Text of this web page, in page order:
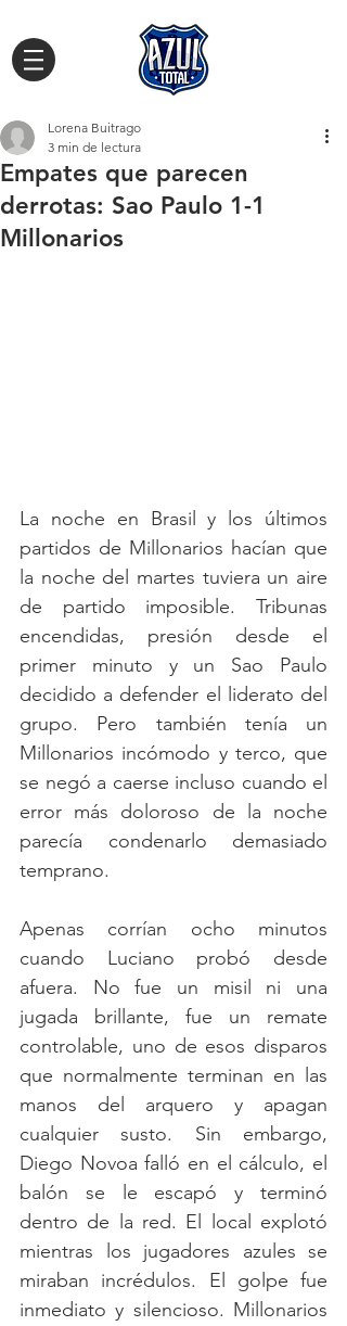
Empates que parecen
derrotas: Sao Paulo 1-1
Millonarios
Lorena Buitrago
3 min de lectura
La noche en Brasil y los últimos
partidos de Millonarios hacían que
la noche del martes tuviera un aire
de partido imposible. Tribunas
encendidas, presión desde el
primer minuto y un Sao Paulo
decidido a defender el liderato del
grupo. Pero también tenía un
Millonarios incómodo y terco, que
se negó a caerse incluso cuando el
error más doloroso de la noche
parecía condenarlo demasiado
temprano.
Apenas corrían ocho minutos
cuando Luciano probó desde
afuera. No fue un misil ni una
jugada brillante, fue un remate
controlable, uno de esos disparos
que normalmente terminan en las
manos del arquero y apagan
cualquier susto. Sin embargo,
Diego Novoa falló en el cálculo, el
balón se le escapó y terminó
dentro de la red. El local explotó
mientras los jugadores azules se
miraban incrédulos. El golpe fue
inmediato y silencioso. Millonarios